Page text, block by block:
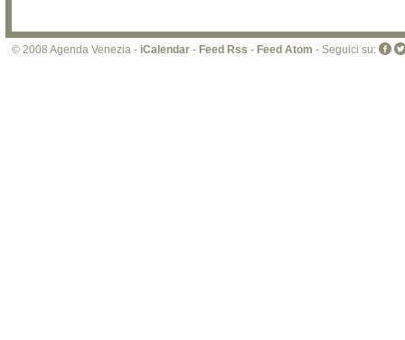
© 2008 Agenda Venezia - iCalendar - Feed Rss - Feed Atom - Seguici su: